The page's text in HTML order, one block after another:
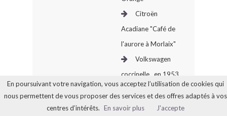
Citroën
Acadiane "Café de
l'aurore à Morlaix"
Volkswagen
coccinelle...en 1953
Ti Automatique
En poursuivant votre navigation, vous acceptez l’utilisation de cookies qui
nous permettent de vous proposer des services et des offres adaptés à vos
centres d’intérêts. En savoir plus J'accepte